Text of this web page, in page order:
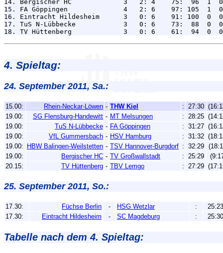
14. Bergischer HC             3   2: 4    75:  96  1
15. FA Göppingen              4   2: 6    97: 105  1
16. Eintracht Hildesheim      3   0: 6    91: 100  0
17. TuS N-Lübbecke            3   0: 6    73:  88  0
4. Spieltag:
24. September 2011, Sa.:
15.00: Rhein-Neckar-Löwen - THW Kiel : 27:30
19.00:
SG Flensburg-Handewitt - MT Melsungen : 28:25
19.00:
TuS N-Lübbecke - FA Göppingen : 31:27
19.00:
VfL Gummersbach - HSV Hamburg : 31:32
19.00:
HBW Balingen-Weilstetten - TSV Hannover-Burgdorf : 32:29
19.00:
Bergischer HC - TV Großwallstadt : 25:29
20.15:
TV Hüttenberg - TBV Lemgo : 27:29
25. September 2011, So.:
17.30: Füchse Berlin - HSG Wetzlar :
25:23
17.30:
Eintracht Hildesheim - SC Magdeburg : 25:30
Tabelle nach dem 4. Spieltag: